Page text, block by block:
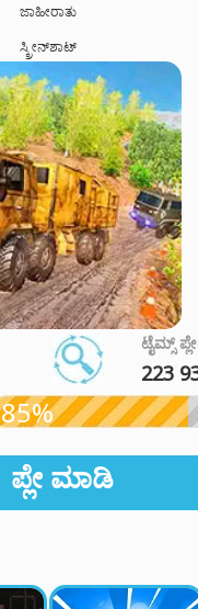
ಜಾಹೀರಾತು
ಸ್ಕ್ರೀನ್‌ಶಾಟ್
ಟೈಮ್ಸ್
223
85%
ಪ್ಲೇ ಮಾಡಿ